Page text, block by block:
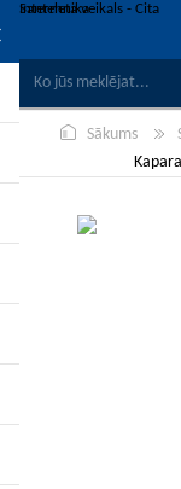
VĒLMJU SARAKSTS
REĢISTRĒT
PIESLĒGTIES
Sākums